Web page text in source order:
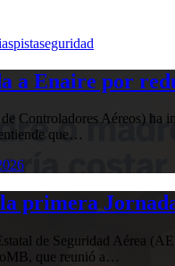
pistaseguridad
a Enaire por
Controladores Aéreos) ha
que…
primera
de Seguridad Aérea
que reunió a…